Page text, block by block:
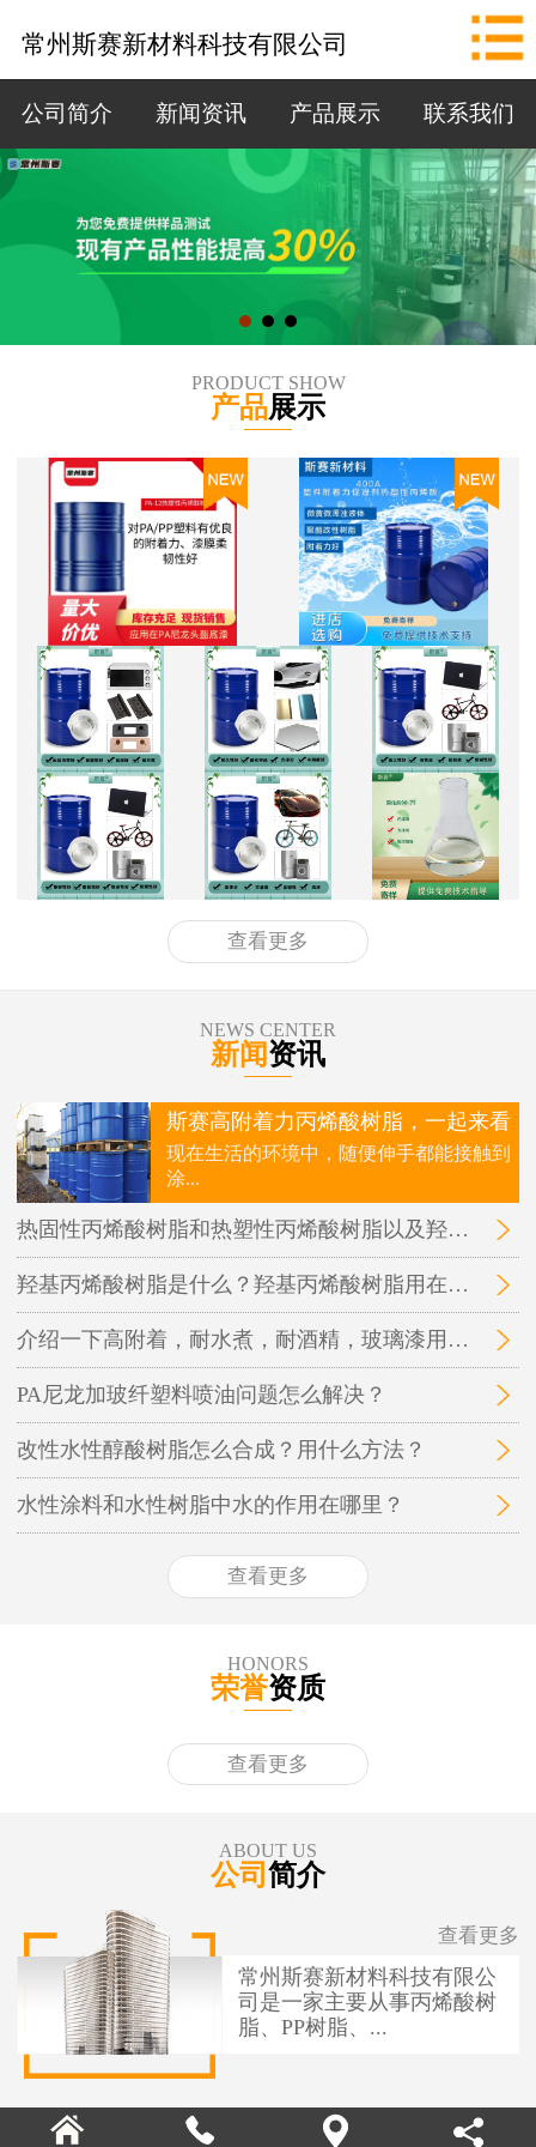
新闻资讯
产品展示
联系我们
拨打电话
常州斯赛新材料科技有限公司
公司简介 新闻资讯 产品展示 联系我们
PRODUCT SHOW
产品展示
查看更多
NEWS CENTER
新闻资讯
斯赛高附着力丙烯酸树脂，一起来看
现在生活的环境中，随便伸手都能接触到
涂...
热固性丙烯酸树脂和热塑性丙烯酸树脂以及羟基丙烯酸树脂三者之间的区别在哪里？
羟基丙烯酸树脂是什么？羟基丙烯酸树脂用在哪里？
介绍一下高附着，耐水煮，耐酒精，玻璃漆用的丙烯酸树脂
PA尼龙加玻纤塑料喷油问题怎么解决？
改性水性醇酸树脂怎么合成？用什么方法？
水性涂料和水性树脂中水的作用在哪里？
查看更多
HONORS
荣誉资质
查看更多
ABOUT US
公司 简介
常州斯赛新材料科技有限公
司是一家主要从事丙烯酸树
脂、PP树脂、...
查看更多